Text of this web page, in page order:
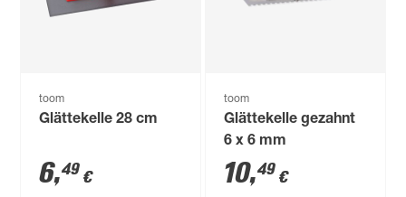
toom
Glättekelle 28 cm
6,49 €
toom
Glättekelle gezahnt
6 x 6 mm
10,49 €